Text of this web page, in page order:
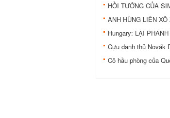
HỒI TƯỞNG CỦA
ANH HÙNG LIÊN
Hungary: LẠI
Cựu danh thủ Novák
Cô hầu phòng của